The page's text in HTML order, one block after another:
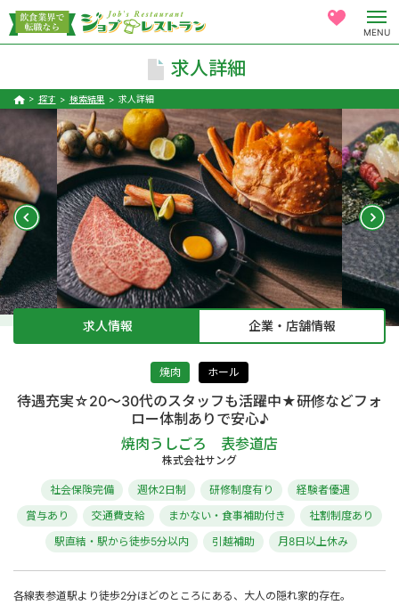
MENU
求人詳細
探す 検索結果 求人詳細
求人情報 企業・店舗情報
焼肉 ホール
待遇充実☆20～30代のスタッフも活躍中★研修などフォ
ロー体制ありで安心♪
焼肉うしごろ 表参道店
株式会社サング
社会保険完備 週休2日制 研修制度有り
経験者優遇
賞与あり
交通費支給 まかない・食事補助付き
社割制度あり
駅直結・駅から徒歩5分以内
引越補助 月8日以上休み
各線表参道駅より徒歩2分ほどのところにある、大人の隠れ家的存在。